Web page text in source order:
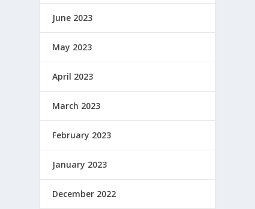
June 2023
May 2023
April 2023
March 2023
February 2023
January 2023
December 2022